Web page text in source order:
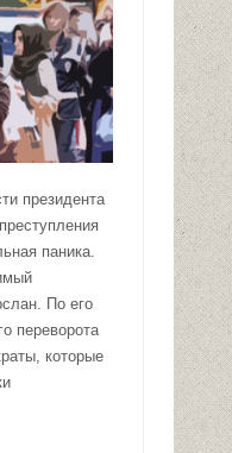
президента
паника.
По его
переворота
которые